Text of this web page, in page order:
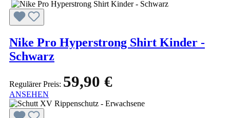
Nike Pro Hyperstrong Shirt Kinder -
Schwarz
Regulärer Preis: 59,90 €
ANSEHEN